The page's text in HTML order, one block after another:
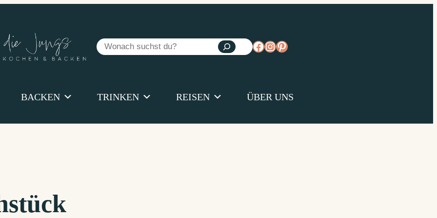
Suchen
https://www.facebook.com/
https://www.instagram.com/
https://www.pinterest.de/diejungs/
BACKEN TRINKEN REISEN ÜBER UNS